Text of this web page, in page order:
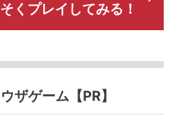
くプレイしてみる！
ザゲーム【PR】